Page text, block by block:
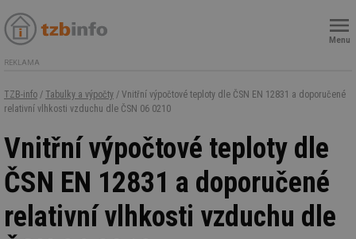
Menu
REKLAMA
TZB-info / Tabulky a výpočty / Vnitřní výpočtové teploty dle ČSN EN 12831 a doporučené
relativní vlhkosti vzduchu dle ČSN 06 0210
Vnitřní výpočtové teploty dle
ČSN EN 12831 a doporučené
relativní vlhkosti vzduchu dle